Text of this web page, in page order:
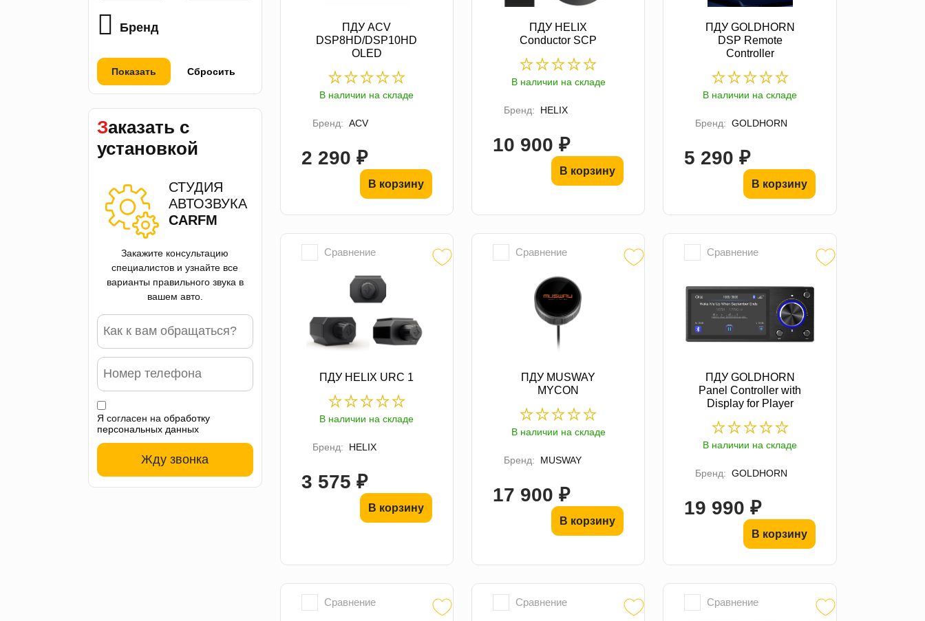
Бренд
Показать Сбросить
Заказать с
установкой
СТУДИЯ
АВТОЗВУКА
CARFM
Закажите консультацию
специалистов и узнайте все
варианты правильного звука в
вашем авто.
Я согласен на обработку
персональных данных
Жду звонка
ПДУ ACV
DSP8HD/DSP10HD
OLED
В наличии на складе
Бренд: ACV
2 290 ₽
В корзину
ПДУ HELIX
Conductor SCP
В наличии на складе
Бренд: HELIX
10 900 ₽
В корзину
ПДУ GOLDHORN
DSP Remote
Controller
В наличии на складе
Бренд: GOLDHORN
5 290 ₽
В корзину
Сравнение
ПДУ HELIX URC 1
В наличии на складе
Бренд: HELIX
3 575 ₽
В корзину
Сравнение
ПДУ MUSWAY
MYCON
В наличии на складе
Бренд: MUSWAY
17 900 ₽
В корзину
Сравнение
ПДУ GOLDHORN
Panel Controller with
Display for Player
В наличии на складе
Бренд: GOLDHORN
19 990 ₽
В корзину
Сравнение Сравнение Сравнение